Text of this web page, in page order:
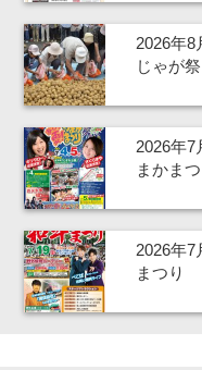
2026年
じゃが祭
2026年
まかまつ
2026年7
まつり